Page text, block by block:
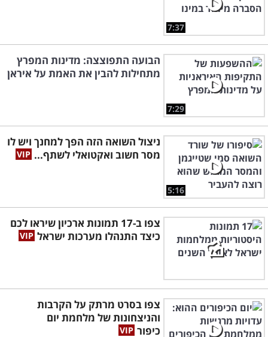
7:37
7:29
הבועה התפוצצה: מדינות המפרץ
מתחילות להבין את האמת על איראן
5:16
ניצול השואה הזה הפך למחנך ויש לו
מסר חשוב ואקטואלי לשתף...
צפו ב-17 תמונות ארכיון שיראו לכם
כיצד התנהלו מערכות ישראל
צפו בסרט מרתק על הקרבות
והניצחונות של מלחמת יום
כיפור